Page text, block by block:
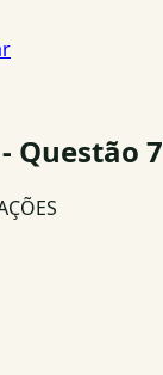
Questão 7